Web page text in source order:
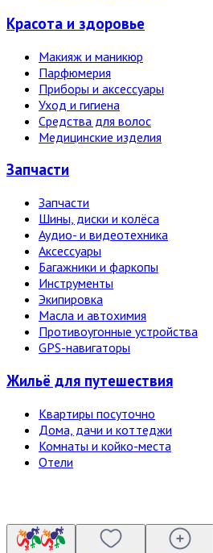
Красота и здоровье
Макияж и маникюр
Парфюмерия
Приборы и аксессуары
Уход и гигиена
Средства для волос
Медицинские изделия
Запчасти
Запчасти
Шины, диски и колёса
Аудио- и видеотехника
Аксессуары
Багажники и фаркопы
Инструменты
Экипировка
Масла и автохимия
Противоугонные устройства
GPS-навигаторы
Жильё для путешествия
Квартиры посуточно
Дома, дачи и коттеджи
Комнаты и койко-места
Отели